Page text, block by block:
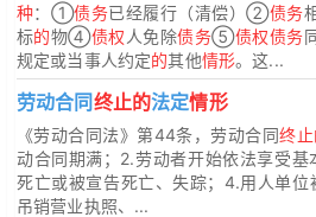
种：①债务已经履行（清偿）②债务
标的物④债权 人免除债务⑤债权债务
规定或当事人约定的其他情形。这...
劳动合同终止的法定情形
《劳动合同法》第44条，劳动合同终止
动合同期满；2.劳动者开始依法享受
死亡或被宣告死亡、失踪；4.用人单
吊销营业执照、...